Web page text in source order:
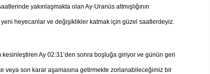
yakınlaşmakta olan Ay-Uranüs altmışlığının
yeni heyecanlar ve değişiklikler katmak için güzel saatlerdeyiz.
Ay 02:31’den sonra boşluğa giriyor ve günün geri
veya son karar aşamasına getirmekte zorlanabileceğimiz bir